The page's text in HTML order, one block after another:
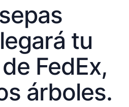
tu
FedEx,
árboles.